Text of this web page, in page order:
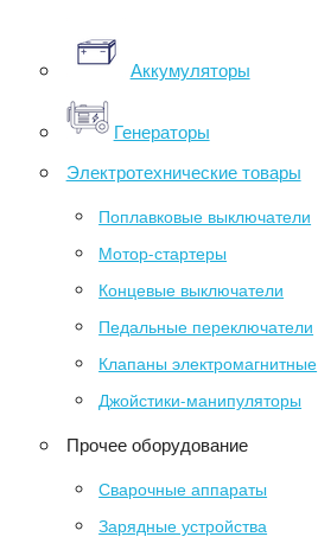
Аккумуляторы
Генераторы
Электротехнические товары
Поплавковые выключатели
Мотор-стартеры
Концевые выключатели
Педальные переключатели
Клапаны электромагнитные
Джойстики-манипуляторы
Прочее оборудование
Сварочные аппараты
Зарядные устройства